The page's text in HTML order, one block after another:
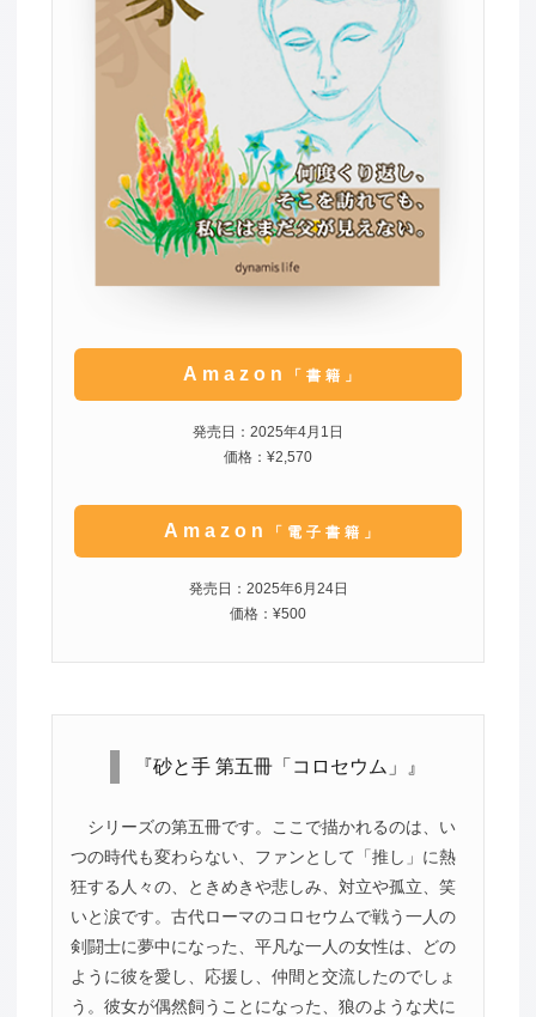
Amazon 「書籍」
発売日：2025年4月1日
価格：¥2,570
Amazon 「電子書籍」
発売日：2025年6月24日
価格：¥500
『砂と手 第五冊「コロセウム」』
シリーズの第五冊です。ここで描かれるのは、い
つの時代も変わらない、ファンとして「推し」に熱
狂する人々の、ときめきや悲しみ、対立や孤立、笑
いと涙です。古代ローマのコロセウムで戦う一人の
剣闘士に夢中になった、平凡な一人の女性は、どの
ように彼を愛し、応援し、仲間と交流したのでしょ
う。彼女が偶然飼うことになった、狼のような犬に